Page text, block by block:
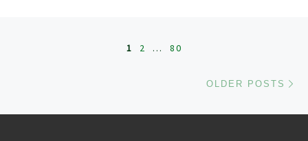
1 2 … 80
OLDER POSTS